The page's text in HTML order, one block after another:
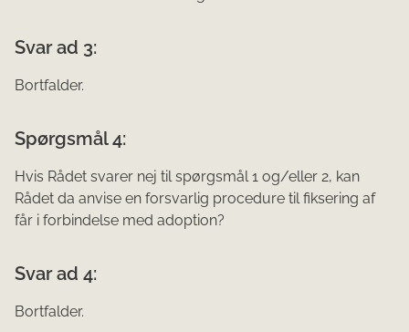
Svar ad 3:
Bortfalder.
Spørgsmål 4:
Hvis Rådet svarer nej til spørgsmål 1 og/eller 2, kan
Rådet da anvise en forsvarlig procedure til fiksering af
får i forbindelse med adoption?
Svar ad 4:
Bortfalder.